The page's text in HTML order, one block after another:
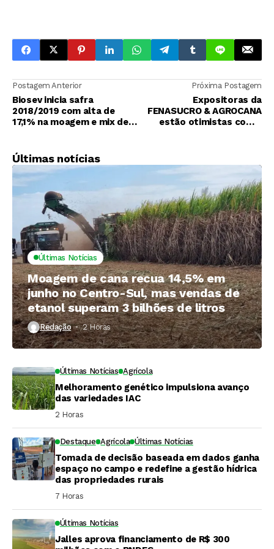
Postagem Anterior
Biosev inicia safra
2018/2019 com alta de
17,1% na moagem e mix de
Próxima Postagem
Expositoras da
FENASUCRO & AGROCANA
estão otimistas com a
Últimas notícias
Últimas Notícias
Moagem de cana recua 14,5% em
junho no Centro-Sul, mas vendas de
etanol superam 3 bilhões de litros
Redação 2 Horas ⁮
Últimas Notícias Agrícola
Melhoramento genético impulsiona avanço
das variedades IAC
2 Horas ⁮
Destaque Agrícola Últimas Notícias
Tomada de decisão baseada em dados ganha
espaço no campo e redefine a gestão hídrica
das propriedades rurais
7 Horas ⁮
Últimas Notícias
Jalles aprova financiamento de R$ 300